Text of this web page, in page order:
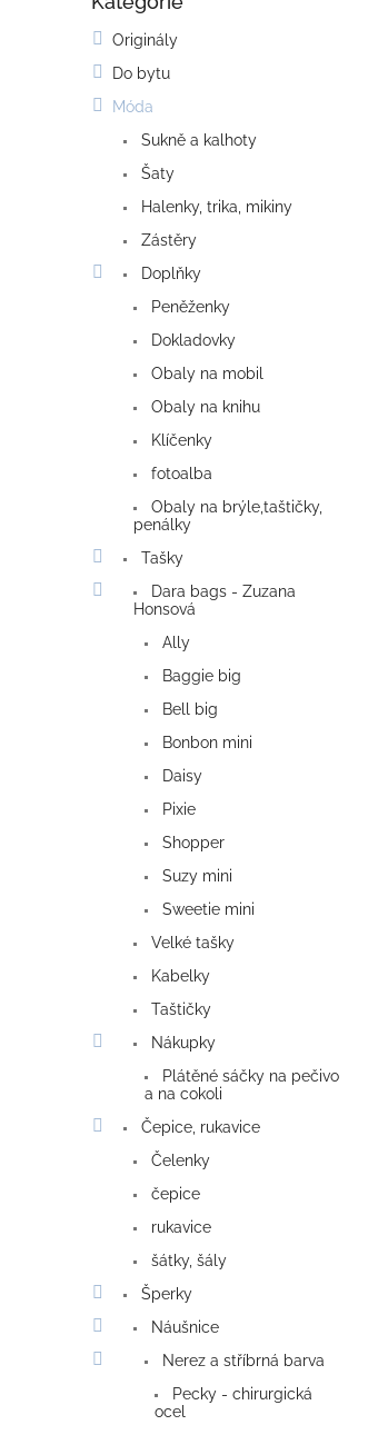
Originály
Do bytu
Móda
Sukně a kalhoty
Šaty
Halenky, trika, mikiny
Zástěry
Doplňky
Peněženky
Dokladovky
Obaly na mobil
Obaly na knihu
Klíčenky
fotoalba
Obaly na brýle,taštičky,
penálky
Tašky
Dara bags - Zuzana
Honsová
Ally
Baggie big
Bell big
Bonbon mini
Daisy
Pixie
Shopper
Suzy mini
Sweetie mini
Velké tašky
Kabelky
Taštičky
Nákupky
Plátěné sáčky na pečivo
a na cokoli
Čepice, rukavice
Čelenky
čepice
rukavice
šátky, šály
Šperky
Náušnice
Nerez a stříbrná barva
Pecky - chirurgická
ocel